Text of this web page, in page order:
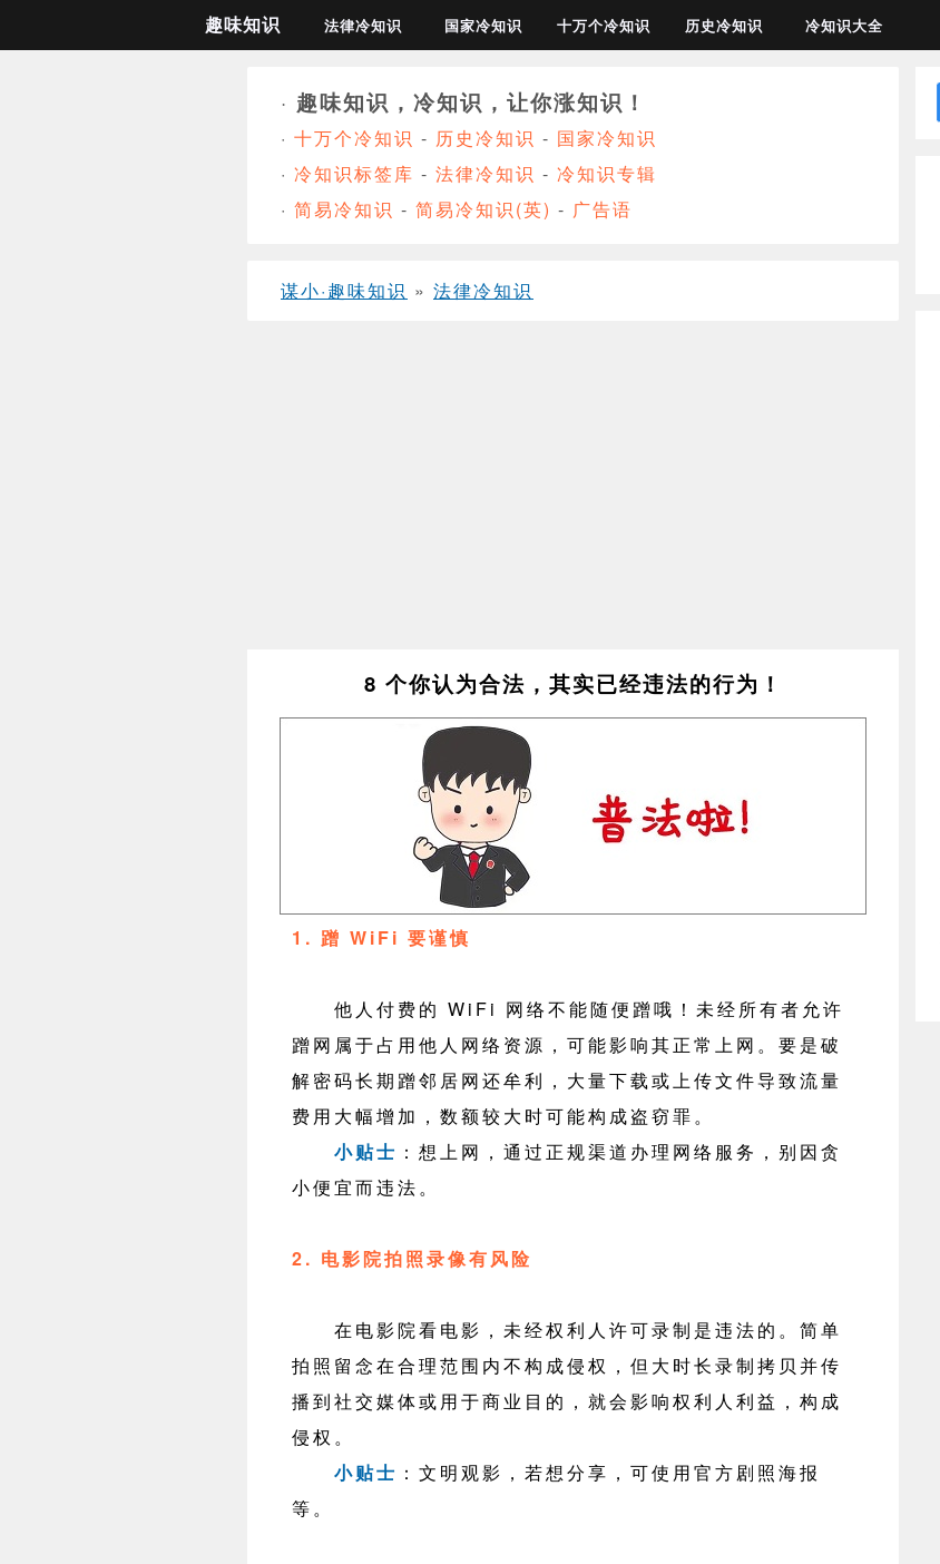
趣味知识 法律冷知识 国家冷知识 十万个冷知识 历史冷知识 冷知识大全
· 趣味知识，冷知识，让你涨知识！
· 十万个冷知识 - 历史冷知识 - 国家冷知识
· 冷知识标签库 - 法律冷知识 - 冷知识专辑
· 简易冷知识 - 简易冷知识(英) - 广告语
谋小·趣味知识 » 法律冷知识
8 个你认为合法，其实已经违法的行为！
1. 蹭 WiFi 要谨慎
他人付费的 WiFi 网络不能随便蹭哦！未经所有者允许
蹭网属于占用他人网络资源，可能影响其正常上网。要是破
解密码长期蹭邻居网还牟利，大量下载或上传文件导致流量
费用大幅增加，数额较大时可能构成盗窃罪。
小贴士 ：想上网，通过正规渠道办理网络服务，别因贪
小便宜而违法。
2. 电影院拍照录像有风险
在电影院看电影，未经权利人许可录制是违法的。简单
拍照留念在合理范围内不构成侵权，但大时长录制拷贝并传
播到社交媒体或用于商业目的，就会影响权利人利益，构成
侵权。
小贴士 ：文明观影，若想分享，可使用官方剧照海报
等。